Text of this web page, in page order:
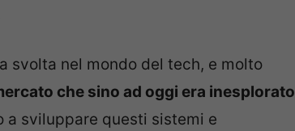
svolta nel mondo del tech, e molto
che sino ad oggi era inesplorato
a sviluppare questi sistemi e